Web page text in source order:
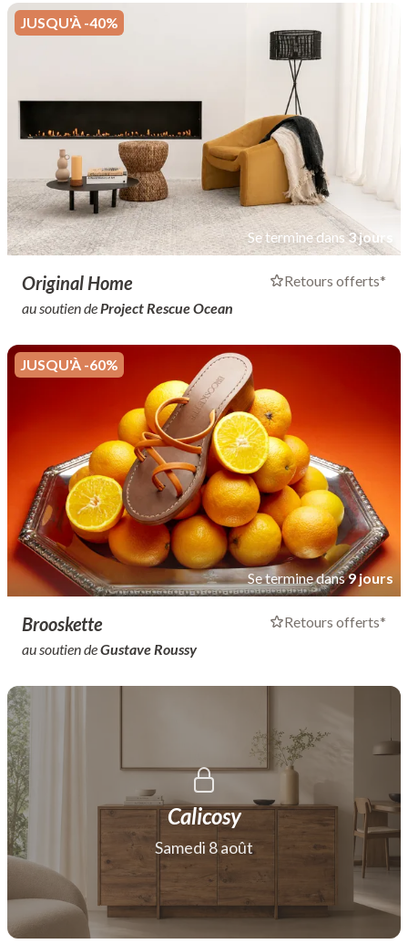
JUSQU'À -40%
Se termine dans3 jours
Original Home
Retours offerts*
au soutien deProject Rescue Ocean
JUSQU'À -60%
Se termine dans9 jours
Brooskette
Retours offerts*
au soutien deGustave Roussy
Calicosy
Samedi 8 août